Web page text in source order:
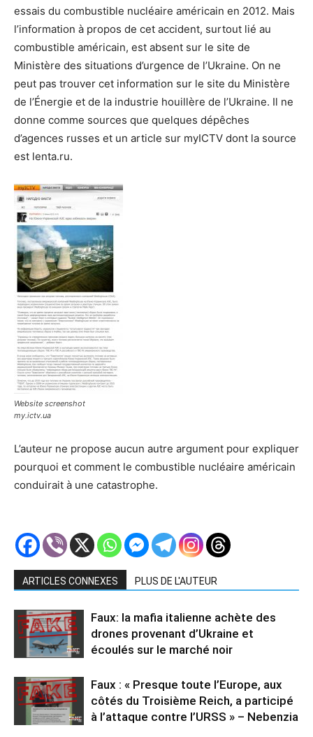
essais du combustible nucléaire américain en 2012. Mais
l’information à propos de cet accident, surtout lié au
combustible américain, est absent sur le site de
Ministère des situations d’urgence de l’Ukraine. On ne
peut pas trouver cet information sur le site du Ministère
de l’Énergie et de la industrie houillère de l’Ukraine. Il ne
donne comme sources que quelques dépêches
d’agences russes et un article sur myICTV dont la source
est lenta.ru.
Website screenshot
my.ictv.ua
L’auteur ne propose aucun autre argument pour expliquer
pourquoi et comment le combustible nucléaire américain
conduirait à une catastrophe.
ARTICLES CONNEXES PLUS DE L'AUTEUR
Faux: la mafia italienne achète des
drones provenant d’Ukraine et
écoulés sur le marché noir
Faux : « Presque toute l’Europe, aux
côtés du Troisième Reich, a participé
à l’attaque contre l’URSS » – Nebenzia